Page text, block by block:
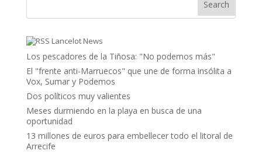
Lancelot News
Los pescadores de la Tiñosa: "No podemos más"
El "frente anti-Marruecos" que une de forma insólita a
Vox, Sumar y Podemos
Dos políticos muy valientes
Meses durmiendo en la playa en busca de una
oportunidad
13 millones de euros para embellecer todo el litoral de
Arrecife